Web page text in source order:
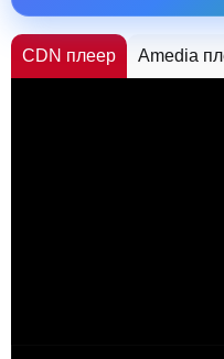
CDN плеер Amedia